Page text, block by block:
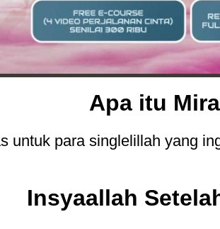
Apa itu
untuk para singlelillah yang
Insyaallah